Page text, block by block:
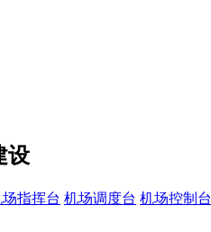
设
指挥台 机场调度台 机场控制台